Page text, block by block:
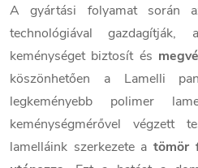
A gyártási folyamat során
technológiával gazdagítják,
keménységet biztosít és
köszönhetően a Lamelli
legkeményebb polimer
keménységmérővel végzett
lamelláink szerkezete a tömör